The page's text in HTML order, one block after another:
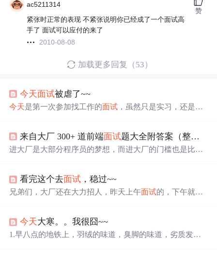
ac5211314
紧张时正常的表现 不紧张说明你已经成了一个面试高
手了 面试可以应付的来了
2010-08-08
赞
加载更多回复（53）
今天面试被虐了~~
今天是第一次参加找工作的面试 ，虽然只是实习，还是有
学有学过，自己也没有学过的东西，基本都都是涉及堆和
栈，new，构造函数。拷贝构造函数，多态性等的问题，
科生还是研究生，万一要是本科生，那我
来自大厂 300+ 道前端面试题大全附答案（整理版）+前端常见算法
进大厂是大部分程序员的梦想，而进大厂的门槛也是比较
L，CSS，JS，React，Vue，NodeJS，互联网基础知识）
看完这个去面试 ，稳过~~
兄弟们，大厂还在大力招人，昨天上午面试的，下午就给
成了这裁员大军中的一个，在家颓了半个月去
家都没有过，清明放假的时候找之前认识的阿里p8大佬拿
今天大寒。。我很囧~~
1.早八点的地铁上，羽绒的味道，臭脚的味道，劣质发蜡